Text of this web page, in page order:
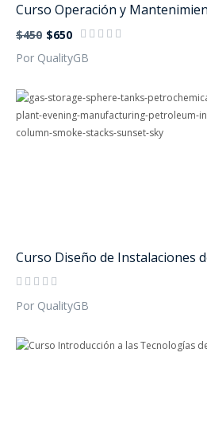
Curso Operación y
$450 $650
Por QualityGB
Curso Diseño de Instalaciones
Por QualityGB